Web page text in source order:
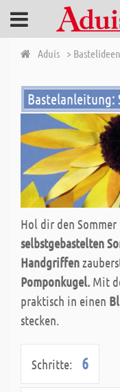
Aduis > Bastelideen
Bastelanleitung:
Hol dir den
selbstgebastelten
Handgriffen
Pomponkugel. Mit
praktisch in einen
stecken.
Schritte: 6